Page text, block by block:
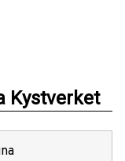
Kystverket